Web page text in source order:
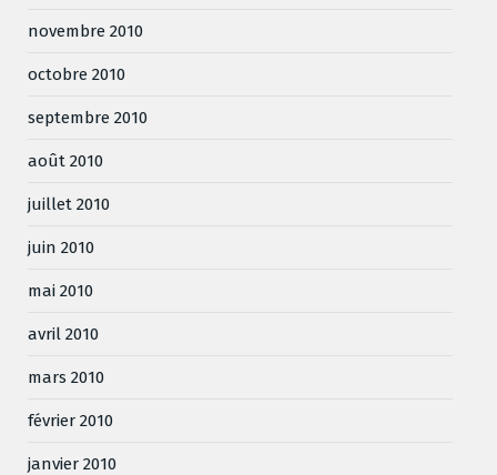
novembre 2010
octobre 2010
septembre 2010
août 2010
juillet 2010
juin 2010
mai 2010
avril 2010
mars 2010
février 2010
janvier 2010